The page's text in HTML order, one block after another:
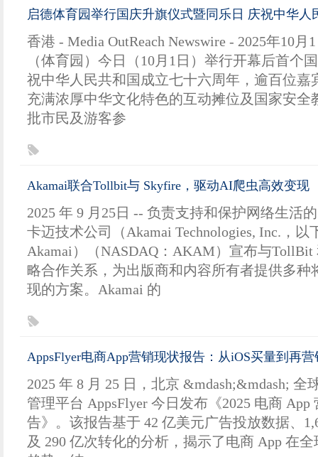
启德体育园举行国庆升旗仪式暨同乐日 庆祝中华人
香港 - Media OutReach Newswire - 2025年10月
（体育园）今日（10月1日）举行开幕后首个
祝中华人民共和国成立七十六周年，逾百位嘉
充满浓厚中华文化特色的互动摊位及国家安全
批市民及游客参
Akamai联合Tollbit与 Skyfire，驱动AI爬虫高效变现
2025 年 9 月25日 -- 负责支持和保护网络生活
卡迈技术公司（Akamai Technologies, Inc.，以
Akamai）（NASDAQ：AKAM）宣布与TollBit
略合作关系，为出版商和内容所有者提供多种
现的方案。Akamai 的
AppsFlyer电商App营销现状报告：从iOS买量到再
2025 年 8 月 25 日，北京 &mdash;&mdash; 全
管理平台 AppsFlyer 今日发布《2025 电商 App
告》。该报告基于 42 亿美元广告投放数据、
及 290 亿次转化的分析，揭示了电商 App 在